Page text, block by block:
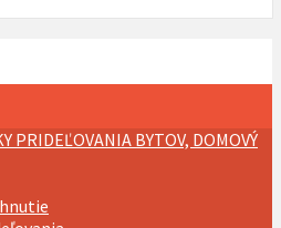
PRIDEĽOVANIA BYTOV, DOMOVÝ